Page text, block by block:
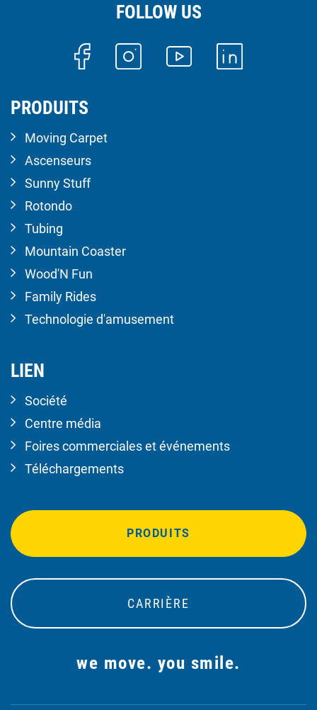
FOLLOW US
PRODUITS
Moving Carpet
Ascenseurs
Sunny Stuff
Rotondo
Tubing
Mountain Coaster
Wood'N Fun
Family Rides
Technologie d'amusement
LIEN
Société
Centre média
Foires commerciales et événements
Téléchargements
PRODUITS
CARRIÈRE
we move. you smile.